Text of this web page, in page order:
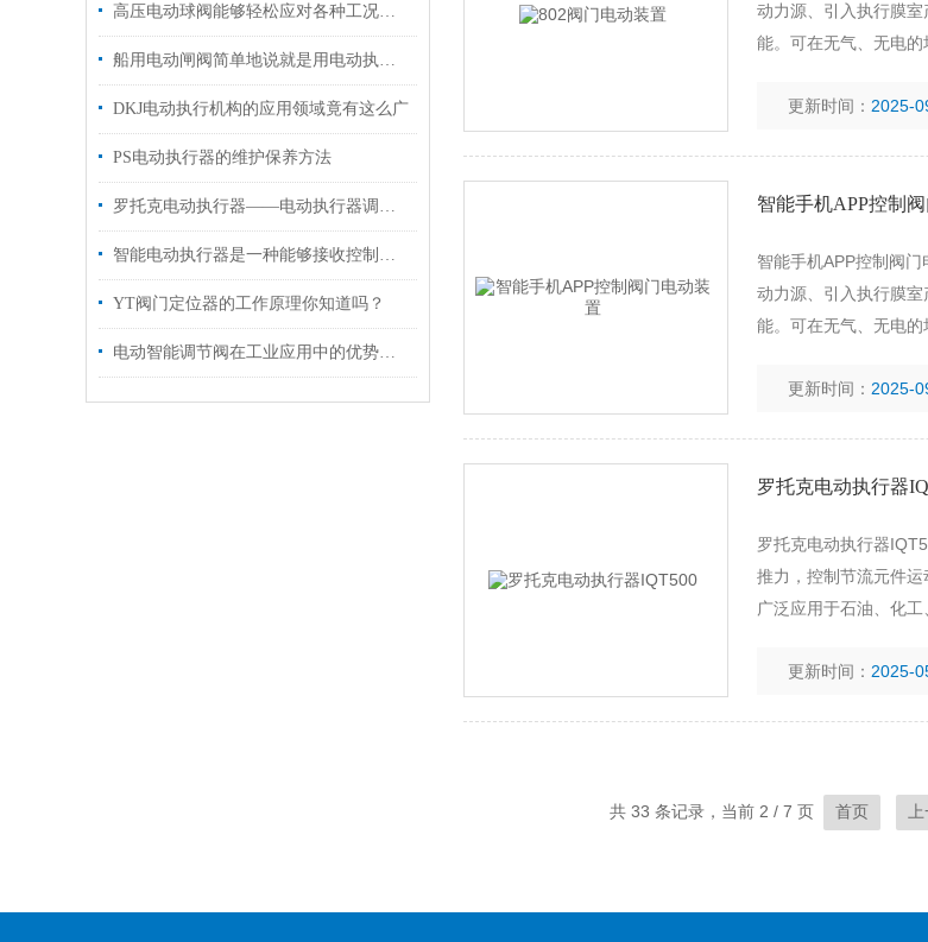
高压电动球阀能够轻松应对各种工况条件
船用电动闸阀简单地说就是用电动执行器控制的阀门
DKJ电动执行机构的应用领域竟有这么广
PS电动执行器的维护保养方法
罗托克电动执行器——电动执行器调试难点和故障分析
智能电动执行器是一种能够接收控制信号的设备
YT阀门定位器的工作原理你知道吗？
电动智能调节阀在工业应用中的优势体现在多个方面
动力源、引入执行膜
能。可在无气、无电
控制。更新时间： 2025-
智能手机APP控制
智能手机APP控制阀
动力源、引入执行膜
能。可在无气、无电
控制。更新时间： 2025-
罗托克电动执行器
罗托克电动执行器
推力，控制节流元件
广泛应用于石油、化
更新时间： 2025-
共 33 条记录，当前 2 / 7 页 首页 上